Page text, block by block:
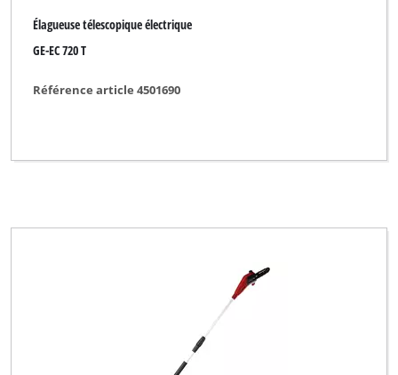
Élagueuse télescopique électrique
GE-EC 720 T
Référence article 4501690